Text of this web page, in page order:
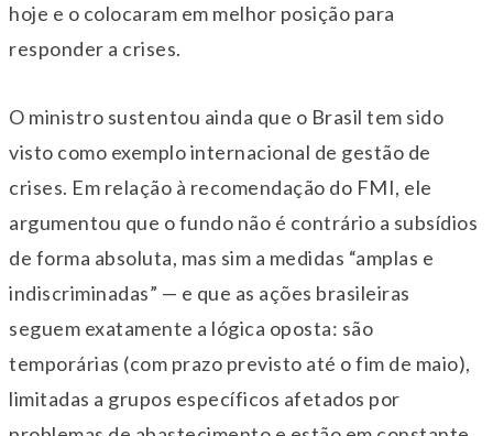
hoje e o colocaram em melhor posição para
responder a crises.
O ministro sustentou ainda que o Brasil tem sido
visto como exemplo internacional de gestão de
crises. Em relação à recomendação do FMI, ele
argumentou que o fundo não é contrário a subsídios
de forma absoluta, mas sim a medidas “amplas e
indiscriminadas” — e que as ações brasileiras
seguem exatamente a lógica oposta: são
temporárias (com prazo previsto até o fim de maio),
limitadas a grupos específicos afetados por